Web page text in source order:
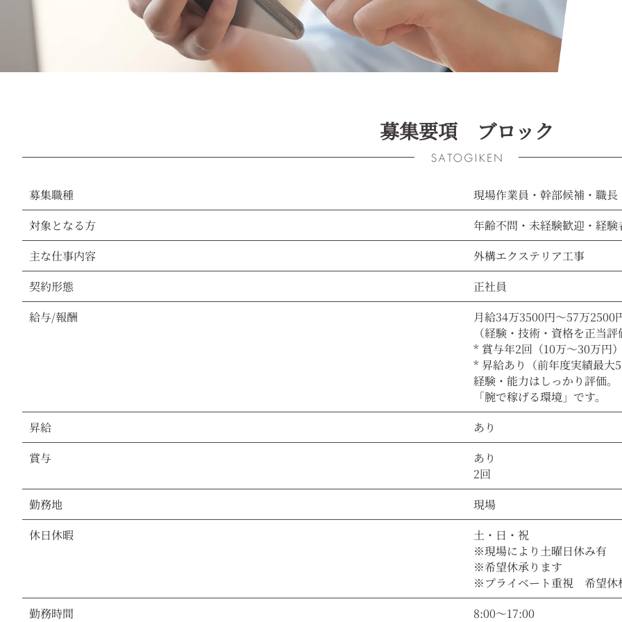
募集要項 ブロック
募集職種
現場作業員・幹部候補・職
対象となる方
年齢不問・未経験歓迎・経験
主な仕事内容
外構エクステリア工事
契約形態
正社員
給与/報酬
月給34万3500円〜57万2500
（経験・技術・資格を正当評
* 賞与年2回（10万〜30万円）
* 昇給あり（前年度実績最大5
経験・能力はしっかり評価。
「腕で稼げる環境」です。
昇給
あり
賞与
あり
2回
勤務地
現場
休日休暇
土・日・祝
※現場により土曜日休み有
※希望休承ります
※プライベート重視 希望休
勤務時間
8:00～17:00